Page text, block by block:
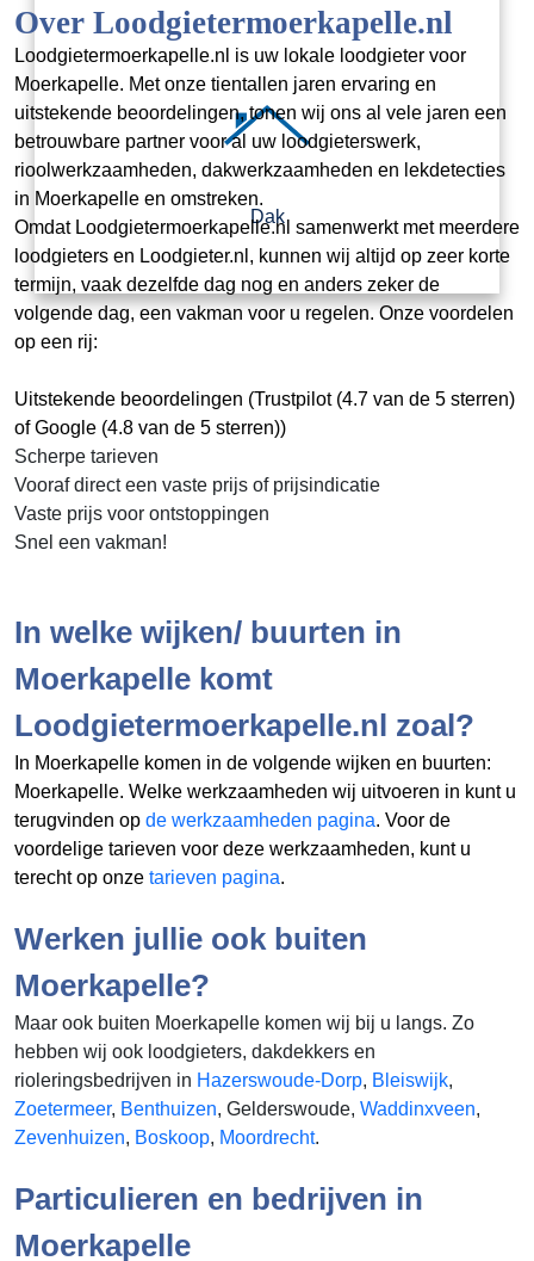
Dak
Over Loodgietermoerkapelle.nl
Loodgietermoerkapelle.nl is uw lokale loodgieter voor
Moerkapelle. Met onze tientallen jaren ervaring en
uitstekende beoordelingen, tonen wij ons al vele jaren een
betrouwbare partner voor al uw loodgieterswerk,
rioolwerkzaamheden, dakwerkzaamheden en lekdetecties
in Moerkapelle en omstreken.
Omdat Loodgietermoerkapelle.nl samenwerkt met meerdere
loodgieters en Loodgieter.nl, kunnen wij altijd op zeer korte
termijn, vaak dezelfde dag nog en anders zeker de
volgende dag, een vakman voor u regelen. Onze voordelen
op een rij:
Uitstekende beoordelingen (Trustpilot (4.7 van de 5 sterren)
of Google (4.8 van de 5 sterren))
Scherpe tarieven
Vooraf direct een vaste prijs of prijsindicatie
Vaste prijs voor ontstoppingen
Snel een vakman!
In welke wijken/ buurten in
Moerkapelle komt
Loodgietermoerkapelle.nl zoal?
In Moerkapelle komen in de volgende wijken en buurten:
Moerkapelle. Welke werkzaamheden wij uitvoeren in kunt u
terugvinden op de werkzaamheden pagina. Voor de
voordelige tarieven voor deze werkzaamheden, kunt u
terecht op onze tarieven pagina.
Werken jullie ook buiten
Moerkapelle?
Maar ook buiten Moerkapelle komen wij bij u langs. Zo
hebben wij ook loodgieters, dakdekkers en
rioleringsbedrijven in Hazerswoude-Dorp, Bleiswijk,
Zoetermeer, Benthuizen, Gelderswoude, Waddinxveen,
Zevenhuizen, Boskoop, Moordrecht.
Particulieren en bedrijven in
Moerkapelle